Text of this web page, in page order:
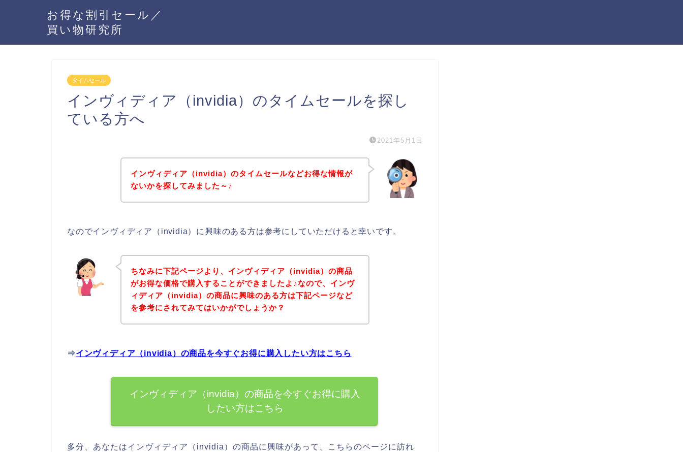
お得な割引セール／
買い物研究所
タイムセール
インヴィディア（invidia）のタイムセールを探し
ている方へ
2021年5月1日
インヴィディア（invidia）のタイムセールなどお得な情報が
ないかを探してみました～♪
なのでインヴィディア（invidia）に興味のある方は参考にしていただけると幸いです。
ちなみに下記ページより、インヴィディア（invidia）の商品
がお得な価格で購入することができましたよ♪なので、インヴ
ィディア（invidia）の商品に興味のある方は下記ページなど
を参考にされてみてはいかがでしょうか？
⇒インヴィディア（invidia）の商品を今すぐお得に購入したい方はこちら
インヴィディア（invidia）の商品を今すぐお得に購入
したい方はこちら
多分、あなたはインヴィディア（invidia）の商品に興味があって、こちらのページに訪れ